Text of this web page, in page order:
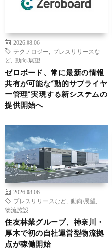
2026.08.06
テクノロジー
プレスリリースな
ど
動向/展望
ゼロボード、常に最新の情報
共有が可能な“動的サプライヤ
ー管理”実現する新システムの
提供開始へ
2026.08.06
プレスリリースなど
動向/展望
物流施設
住友林業グループ、神奈川・
厚木で初の自社運営型物流拠
点が稼働開始